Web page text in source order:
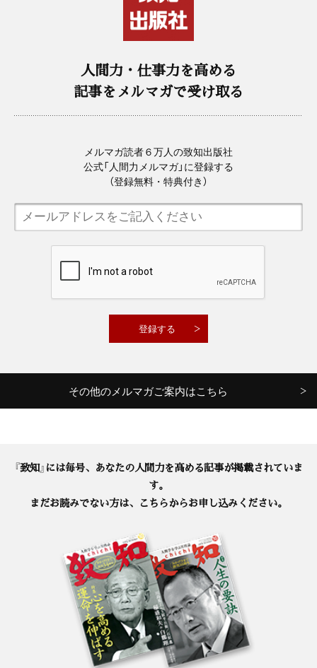
人間力・仕事力を高める
記事をメルマガで受け取る
メルマガ読者６万人の致知出版社
公式「人間力メルマガ」に登録する
（登録無料・特典付き）
その他のメルマガご案内はこちら
『致知』には毎号、あなたの人間力を高める記事が掲載されていま
す。
まだお読みでない方は、こちらからお申し込みください。